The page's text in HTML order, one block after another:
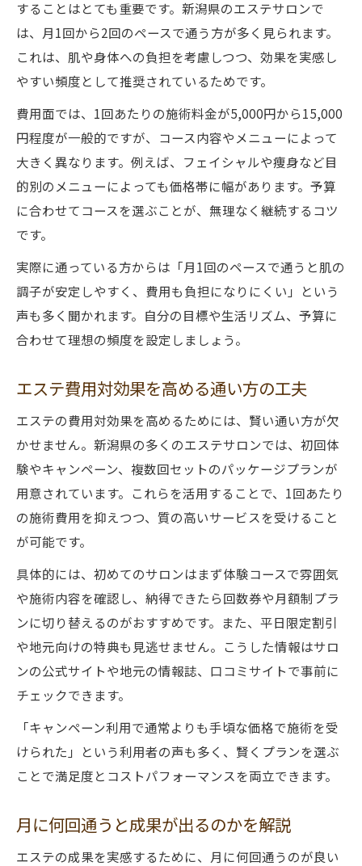
することはとても重要です。新潟県のエステサロンで
は、月1回から2回のペースで通う方が多く見られます。
これは、肌や身体への負担を考慮しつつ、効果を実感し
やすい頻度として推奨されているためです。
費用面では、1回あたりの施術料金が5,000円から15,000
円程度が一般的ですが、コース内容やメニューによって
大きく異なります。例えば、フェイシャルや痩身など目
的別のメニューによっても価格帯に幅があります。予算
に合わせてコースを選ぶことが、無理なく継続するコツ
です。
実際に通っている方からは「月1回のペースで通うと肌の
調子が安定しやすく、費用も負担になりにくい」という
声も多く聞かれます。自分の目標や生活リズム、予算に
合わせて理想の頻度を設定しましょう。
エステ費用対効果を高める通い方の工夫
エステの費用対効果を高めるためには、賢い通い方が欠
かせません。新潟県の多くのエステサロンでは、初回体
験やキャンペーン、複数回セットのパッケージプランが
用意されています。これらを活用することで、1回あたり
の施術費用を抑えつつ、質の高いサービスを受けること
が可能です。
具体的には、初めてのサロンはまず体験コースで雰囲気
や施術内容を確認し、納得できたら回数券や月額制プラ
ンに切り替えるのがおすすめです。また、平日限定割引
や地元向けの特典も見逃せません。こうした情報はサロ
ンの公式サイトや地元の情報誌、口コミサイトで事前に
チェックできます。
「キャンペーン利用で通常よりも手頃な価格で施術を受
けられた」という利用者の声も多く、賢くプランを選ぶ
ことで満足度とコストパフォーマンスを両立できます。
月に何回通うと成果が出るのかを解説
エステの成果を実感するために、月に何回通うのが良い